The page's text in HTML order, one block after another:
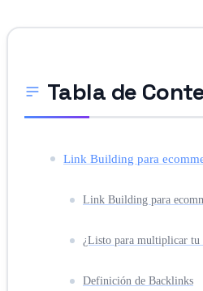
Tabla de
Link Building para
Link Building para
¿Listo para multiplicar tu
Definición de Backlinks